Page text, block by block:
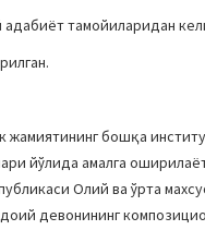
тамойиларидан
бошқа
йўлида амалга
Олий ва ўрта
девонининг